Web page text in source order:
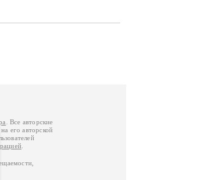
. Все авторские
его авторской